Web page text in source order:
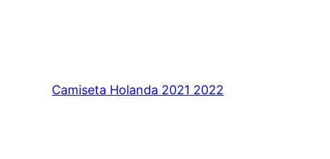
Camiseta Holanda 2021 2022